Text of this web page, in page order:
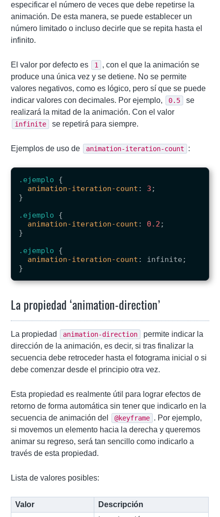
especificar el número de veces que debe repetirse la
animación. De esta manera, se puede establecer un
número limitado o incluso decirle que se repita hasta el
infinito.
El valor por defecto es 1 , con el que la animación se
produce una única vez y se detiene. No se permite
valores negativos, como es lógico, pero sí que se puede
indicar valores con decimales. Por ejemplo,
0.5
se
realizará la mitad de la animación. Con el valor
infinite se repetirá para siempre.
Ejemplos de uso de animation-iteration-count :
.ejemplo
{
animation-iteration-count : 3 ;
}
.ejemplo
{
animation-iteration-count : 0.2 ;
}
.ejemplo
{
animation-iteration-count : infinite ;
}
La propiedad ‘animation-direction’
La propiedad animation-direction
permite indicar la
dirección de la animación, es decir, si tras finalizar la
secuencia debe retroceder hasta el fotograma inicial o si
debe comenzar desde el principio otra vez.
Esta propiedad es realmente útil para lograr efectos de
retorno de forma automática sin tener que indicarlo en la
secuencia de animación del
@keyframe . Por ejemplo,
si movemos un elemento hacia la derecha y queremos
animar su regreso, será tan sencillo como indicarlo a
través de esta propiedad.
Lista de valores posibles:
Valor
Descripción